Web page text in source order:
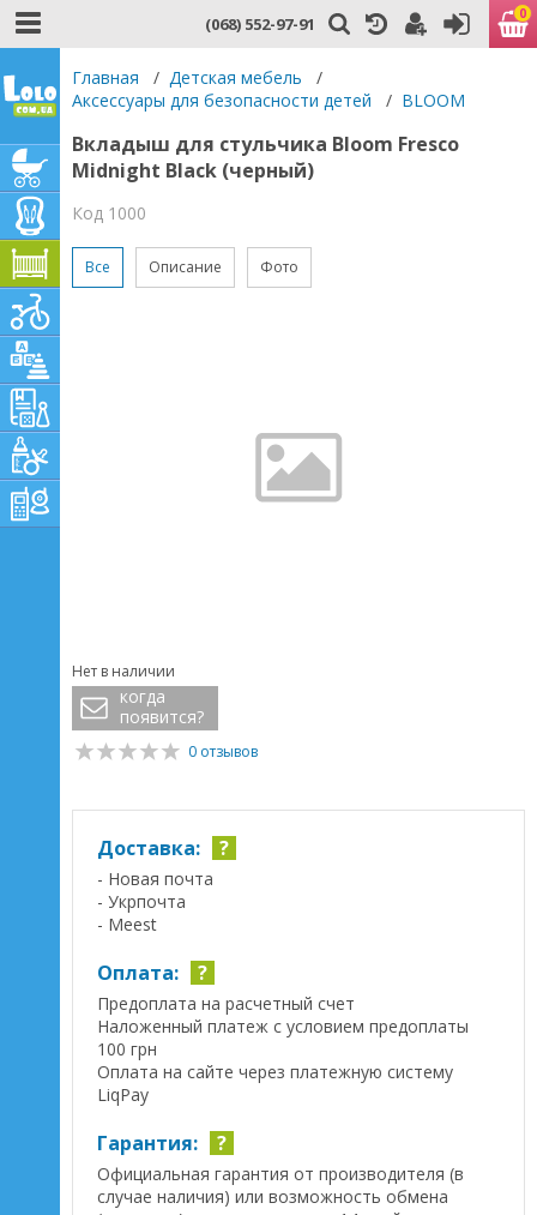
(068) 552-97-91 0
Главная / Детская мебель
/
Аксессуары для безопасности детей
/ BLOOM
Вкладыш для стульчика Bloom Fresco
Midnight Black (черный)
Код 1000
Все Описание Фото
Нет в наличии
когда
появится?
0 отзывов
Доставка: ?
- Новая почта
- Укрпочта
- Meest
Оплата: ?
Предоплата на расчетный счет
Наложенный платеж с условием предоплаты
100 грн
Оплата на сайте через платежную систему
LiqPay
Гарантия: ?
Официальная гарантия от производителя (в
случае наличия) или возможность обмена